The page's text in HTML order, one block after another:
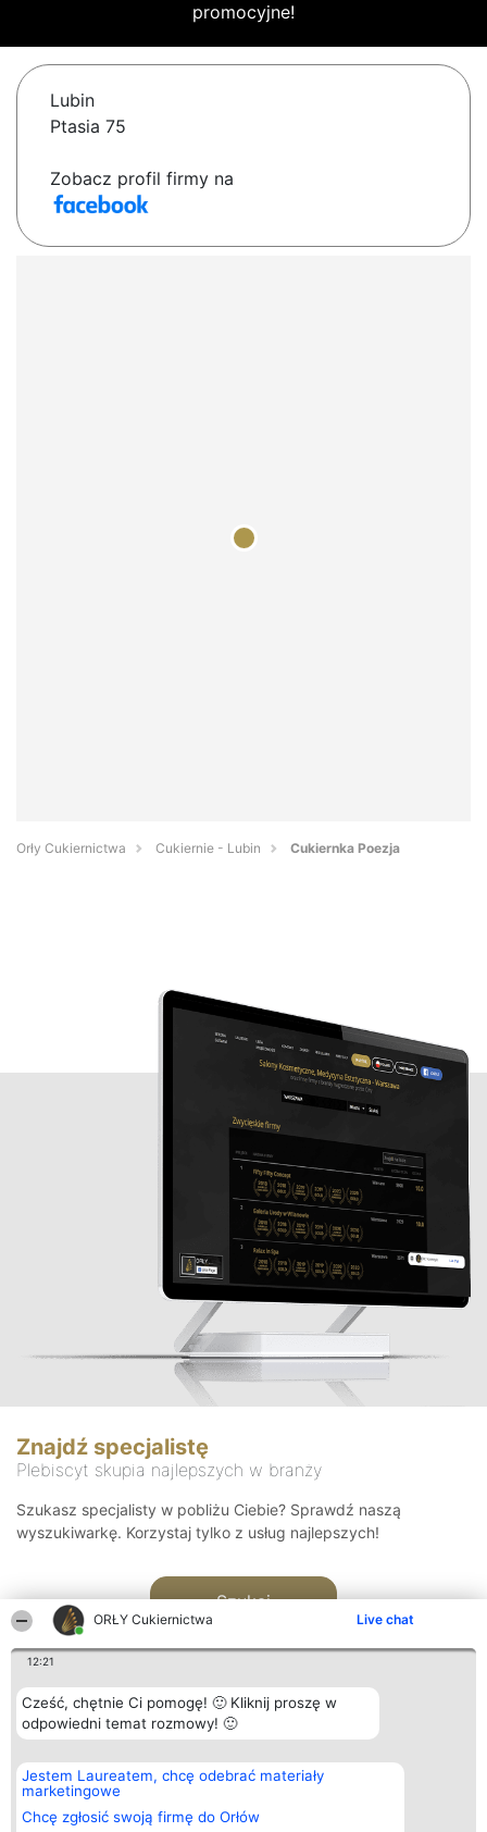
ORŁY Cukiernictwa Live chat
12:21
Cześć, chętnie Ci pomogę! 🙂 Kliknij proszę w
odpowiedni temat rozmowy! 🙂
Jestem Laureatem, chcę odebrać materiały
marketingowe
Chcę zgłosić swoją firmę do Orłów
promocyjne!
Lubin
Ptasia 75
Zobacz profil firmy na
Orły Cukiernictwa Cukiernie - Lubin Cukiernka Poezja
Znajdź specjalistę
Plebiscyt skupia najlepszych w branży
Szukasz specjalisty w pobliżu Ciebie? Sprawdź naszą
wyszukiwarkę. Korzystaj tylko z usług najlepszych!
Szukaj
Organizator plebiscytu
Bright Side Solutions sp. z o.
o. sp. k.
ul. Ruska 22
Wrocław 50-079
Plebiscyt
Laureaci
wszystkich
Laureatów
Kontakt
Kontakt